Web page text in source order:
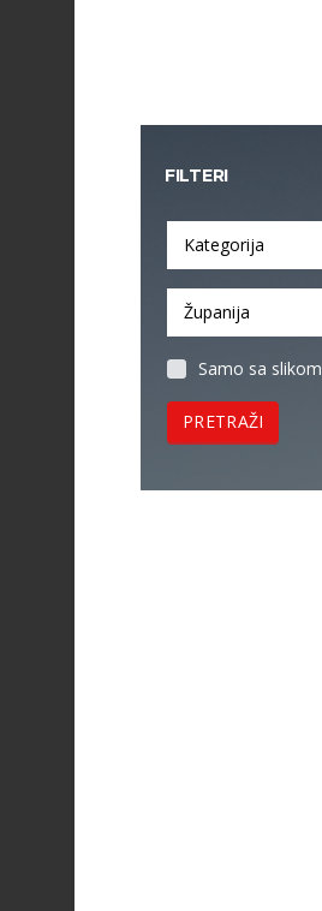
FILTERI
Kategorija
Županija
Samo sa slikom
PRETRAŽI